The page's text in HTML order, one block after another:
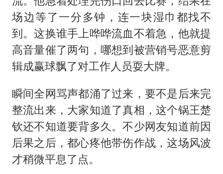
场边等了一分多钟，连一块湿巾都找不
到。这换谁手上哗哗流血不着急，他就提
高音量催了两句，哪想到被营销号恶意剪
辑成赢球飘了对工作人员耍大牌。
瞬间全网骂声都涌了过来，要不是后来完
整流出来，大家知道了真相，这个锅王楚
钦还不知道要背多久。不少网友知道前因
后果之后，都心疼他带伤作战，这场风波
才稍微平息了点。